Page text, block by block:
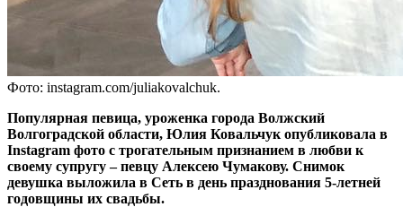
Фото: instagram.com/juliakovalchuk.
Популярная певица, уроженка города Волжский
Волгоградской области, Юлия Ковальчук опубликовала в
Instagram фото с трогательным признанием в любви к
своему супругу – певцу Алексею Чумакову. Снимок
девушка выложила в Сеть в день празднования 5-летней
годовщины их свадьбы.